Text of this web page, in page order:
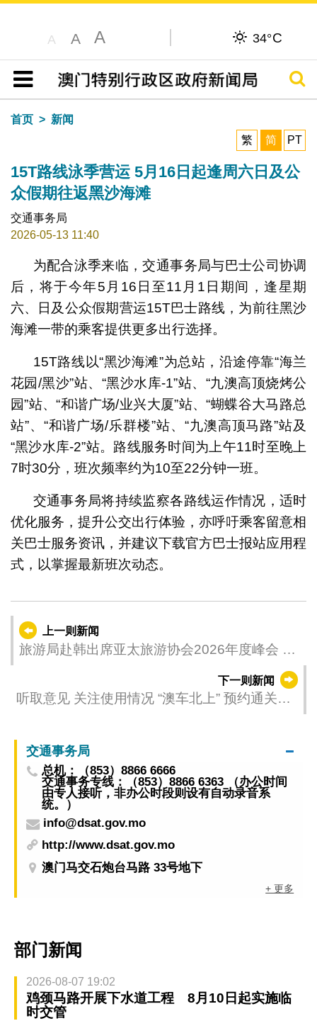
A A A 34°C
目录
搜寻
首页
新闻
繁
简 PT
15T路线泳季营运 5月16日起逢周六日及公
众假期往返黑沙海滩
交通事务局
2026-05-13 11:40
为配合泳季来临，交通事务局与巴士公司协调
后，将于今年5月16日至11月1日期间，逢星期
六、日及公众假期营运15T巴士路线，为前往黑沙
海滩一带的乘客提供更多出行选择。
15T路线以“黑沙海滩”为总站，沿途停靠“海兰
花园/黑沙”站、“黑沙水库-1”站、“九澳高顶烧烤公
园”站、“和谐广场/业兴大厦”站、“蝴蝶谷大马路总
站”、“和谐广场/乐群楼”站、“九澳高顶马路”站及
“黑沙水库-2”站。路线服务时间为上午11时至晚上
7时30分，班次频率约为10至22分钟一班。
交通事务局将持续监察各路线运作情况，适时
优化服务，提升公交出行体验，亦呼吁乘客留意相
关巴士服务资讯，并建议下载官方巴士报站应用程
式，以掌握最新班次动态。
上一则新闻
旅游局赴韩出席亚太旅游协会2026年度峰会 并
下一则新闻
听取意见 关注使用情况 “澳车北上” 预约通关验
交通事务局
总机：（853）8866 6666
交通事务专线：（853）8866 6363 （办公时间
由专人接听，非办公时段则设有自动录音系
统。）
info@dsat.gov.mo
http://www.dsat.gov.mo
澳门马交石炮台马路 33号地下
+ 更多
部门新闻
2026-08-07 19:02
鸡颈马路开展下水道工程 8月10日起实施临
时交管